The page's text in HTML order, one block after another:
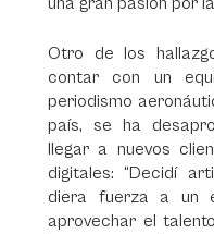
Otro de los
contar con un
periodismo
país, se ha
llegar a nuevos
digitales: “Decidí
diera fuerza a un
aprovechar el